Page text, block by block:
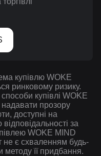
купівлю WOKE
ринковому ризику.
купівлі WOKE
прозору
доступні на
за
WOKE MIND
не є схваленням будь-
методу її придбання.